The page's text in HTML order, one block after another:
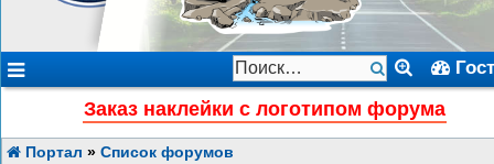
Заказ наклейки с логотипом форума
Портал » Список форумов